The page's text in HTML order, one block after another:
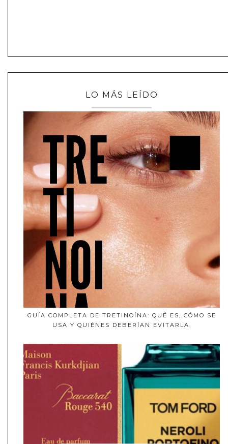
LO MÁS LEÍDO
GUÍA COMPLETA DE TRETINOÍNA: QUÉ ES, CÓMO SE
USA Y QUIÉNES DEBERÍAN EVITARLA.